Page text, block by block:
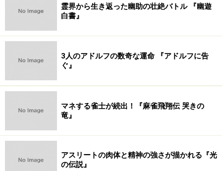
霊界から生き返った幽助の壮絶バトル 『幽遊
白書』
3人のアドルフの数奇な運命 『アドルフに告
ぐ』
マネする雀士が続出！『麻雀飛翔伝 哭きの
竜』
アスリートの肉体と精神の強さが描かれる『光
の伝説』